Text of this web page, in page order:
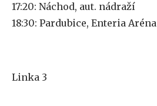
17:20: Náchod, aut. nádraží
18:30: Pardubice, Enteria Aréna
Linka 3